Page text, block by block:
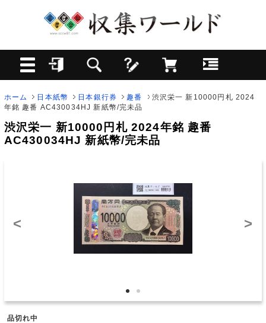
ホーム 日本紙幣 日本銀行券 趣番
渋沢栄一 新10000円札 2024
年銘 趣番 AC430034HJ 新紙幣/完未品
渋沢栄一 新10000円札 2024年銘 趣番
AC430034HJ 新紙幣/完未品
< >
品切れ中